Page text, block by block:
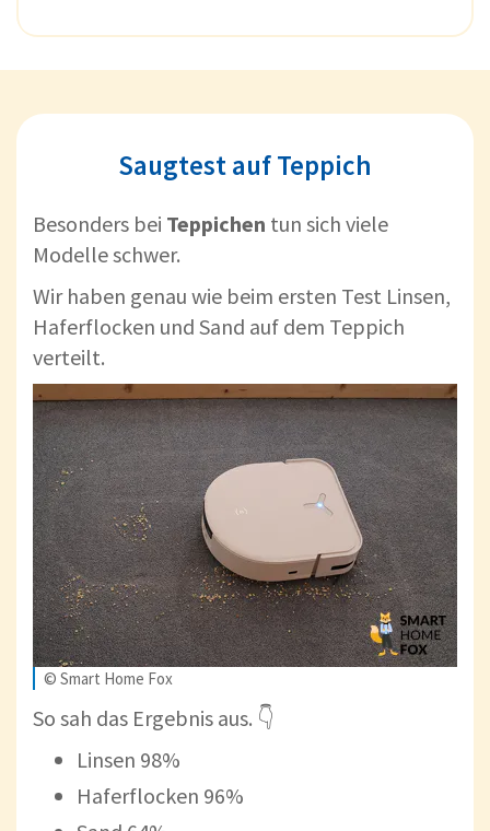
Saugtest auf Teppich
Besonders bei Teppichen tun sich viele
Modelle schwer.
Wir haben genau wie beim ersten Test Linsen,
Haferflocken und Sand auf dem Teppich
verteilt.
© Smart Home Fox
So sah das Ergebnis aus. 👇
Linsen 98%
Haferflocken 96%